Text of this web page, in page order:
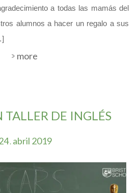
a todas las mamás del
alumnos a hacer un regalo a sus
more
TALLER DE INGLÉS
. abril 2019